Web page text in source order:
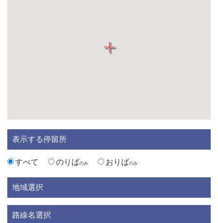
表示する停留所
すべて のりばのみ おりばのみ
地域選択
路線名選択